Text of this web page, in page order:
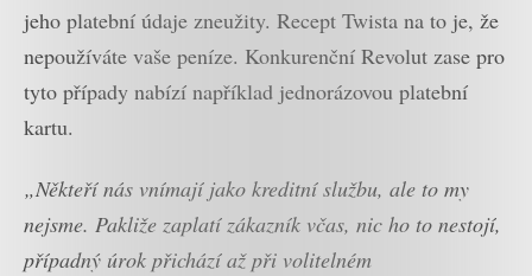
jeho platební údaje zneužity. Recept Twista na to je, že
nepoužíváte vaše peníze. Konkurenční Revolut zase pro
tyto případy nabízí například jednorázovou platební
kartu.
„Někteří nás vnímají jako kreditní službu, ale to my
nejsme. Pakliže zaplatí zákazník včas, nic ho to nestojí,
případný úrok přichází až při volitelném